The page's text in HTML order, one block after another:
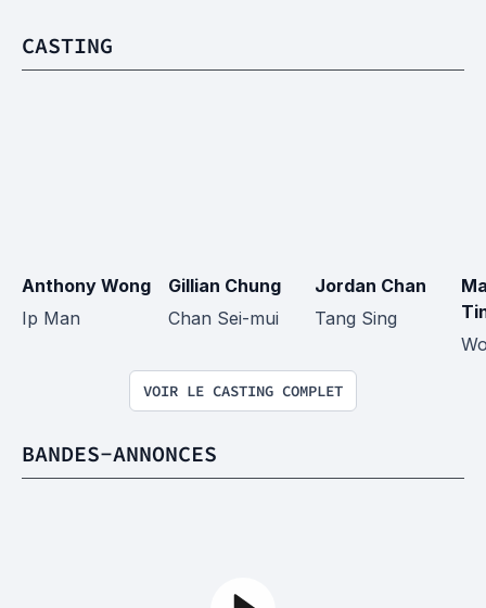
CASTING
Anthony Wong
Ip Man
Gillian Chung
Chan Sei-mui
Jordan Chan
Tang Sing
VOIR LE CASTING COMPLET
BANDES-ANNONCES